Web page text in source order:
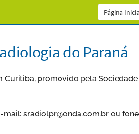
Página
do Paraná
promovido pela
sradiolpr@onda.com.br ou